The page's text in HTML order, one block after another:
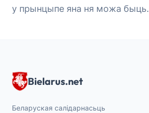
у прынцыпе яна ня можа быць.
Bielarus.net
Беларуская салідарнасьць